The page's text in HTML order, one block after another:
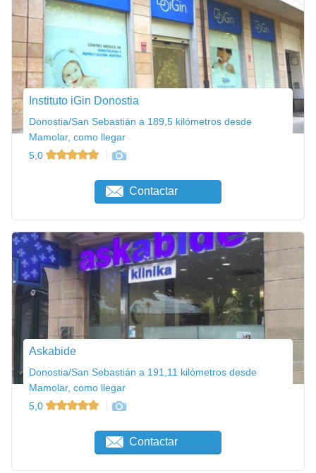
Instituto iGin Donostia
Donostia/San Sebastián a 189,5 kilómetros desde
Mamolar, como llegar
5,0
Contactar
Askabide
Donostia/San Sebastián a 191,11 kilómetros desde
Mamolar, como llegar
5,0
Contactar